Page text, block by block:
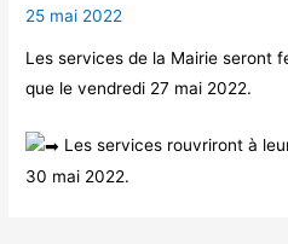
25 mai 2022
Les services de la Mairie seront
que le vendredi 27 mai 2022.
Les services rouvriront à
30 mai 2022.